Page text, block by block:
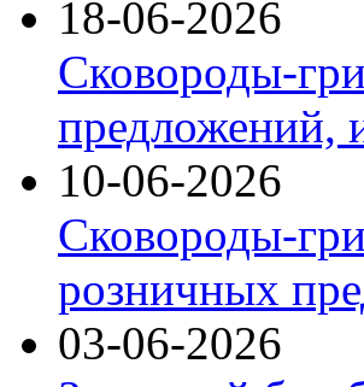
18-06-2026
Сковороды-
предложений,
10-06-2026
Сковороды-
розничных
03-06-2026